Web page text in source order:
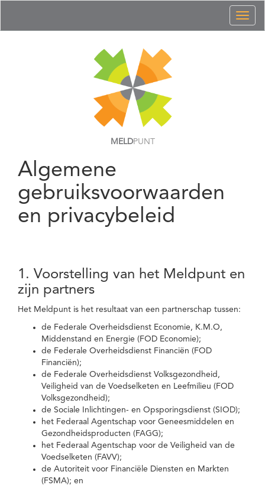
MELDPUNT
Algemene
gebruiksvoorwaarden
en privacybeleid
1. Voorstelling van het Meldpunt en
zijn partners
Het Meldpunt is het resultaat van een partnerschap tussen:
de Federale Overheidsdienst Economie, K.M.O,
Middenstand en Energie (FOD Economie);
de Federale Overheidsdienst Financiën (FOD
Financiën);
de Federale Overheidsdienst Volksgezondheid,
Veiligheid van de Voedselketen en Leefmilieu (FOD
Volksgezondheid);
de Sociale Inlichtingen- en Opsporingsdienst (SIOD);
het Federaal Agentschap voor Geneesmiddelen en
Gezondheidsproducten (FAGG);
het Federaal Agentschap voor de Veiligheid van de
Voedselketen (FAVV);
de Autoriteit voor Financiële Diensten en Markten
(FSMA); en